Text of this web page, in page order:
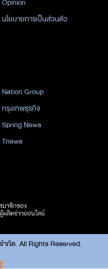
นโยบายการเป็นส่วนตัว
Nation Group
กรุงเทพธุรกิจ
Spring News
Tnews
กัด. All Rights Reserved.